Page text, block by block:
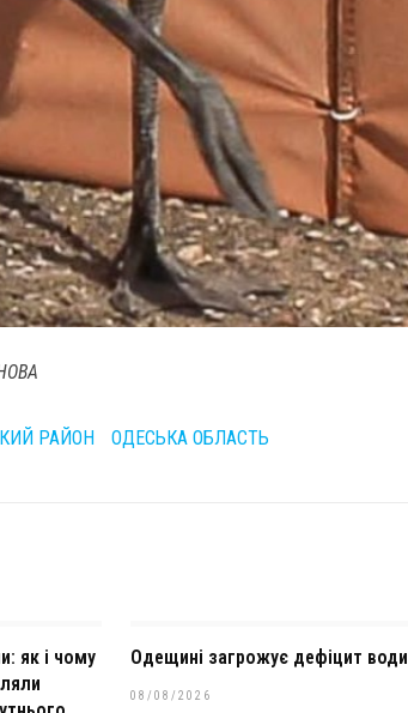
РАЙОН ОДЕСЬКА ОБЛАСТЬ
як і чому
Одещині загрожує дефіцит води
08/08/2026